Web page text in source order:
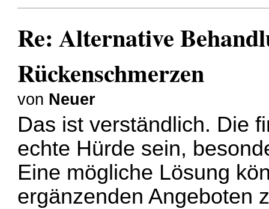
Re: Alternative
Rückenschmerzen
von Neuer
Das ist verständlich. Die
echte Hürde sein,
Eine mögliche Lösung
ergänzenden Angeboten